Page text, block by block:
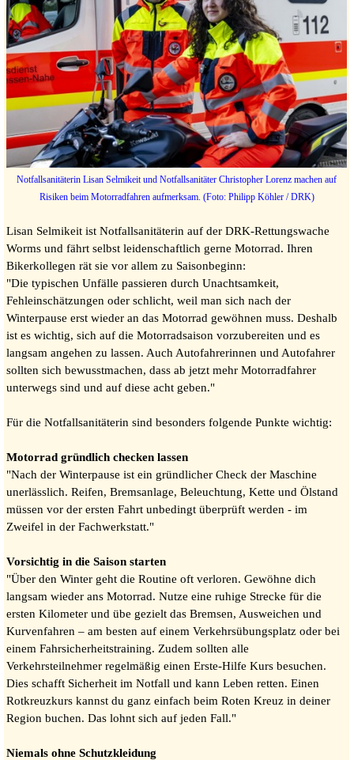
Notfallsanitäterin Lisan Selmikeit und Notfallsanitäter Christopher Lorenz machen auf
Risiken beim Motorradfahren aufmerksam. (Foto: Philipp Köhler / DRK)
Lisan Selmikeit ist Notfallsanitäterin auf der DRK-Rettungswache
Worms und fährt selbst leidenschaftlich gerne Motorrad. Ihren
Bikerkollegen rät sie vor allem zu Saisonbeginn:
"Die typischen Unfälle passieren durch Unachtsamkeit,
Fehleinschätzungen oder schlicht, weil man sich nach der
Winterpause erst wieder an das Motorrad gewöhnen muss. Deshalb
ist es wichtig, sich auf die Motorradsaison vorzubereiten und es
langsam angehen zu lassen. Auch Autofahrerinnen und Autofahrer
sollten sich bewusstmachen, dass ab jetzt mehr Motorradfahrer
unterwegs sind und auf diese acht geben."
Für die Notfallsanitäterin sind besonders folgende Punkte wichtig:
Motorrad gründlich checken lassen
"Nach der Winterpause ist ein gründlicher Check der Maschine
unerlässlich. Reifen, Bremsanlage, Beleuchtung, Kette und Ölstand
müssen vor der ersten Fahrt unbedingt überprüft werden - im
Zweifel in der Fachwerkstatt."
Vorsichtig in die Saison starten
"Über den Winter geht die Routine oft verloren. Gewöhne dich
langsam wieder ans Motorrad. Nutze eine ruhige Strecke für die
ersten Kilometer und übe gezielt das Bremsen, Ausweichen und
Kurvenfahren – am besten auf einem Verkehrsübungsplatz oder bei
einem Fahrsicherheitstraining. Zudem sollten alle
Verkehrsteilnehmer regelmäßig einen Erste-Hilfe Kurs besuchen.
Dies schafft Sicherheit im Notfall und kann Leben retten. Einen
Rotkreuzkurs kannst du ganz einfach beim Roten Kreuz in deiner
Region buchen. Das lohnt sich auf jeden Fall."
Niemals ohne Schutzkleidung